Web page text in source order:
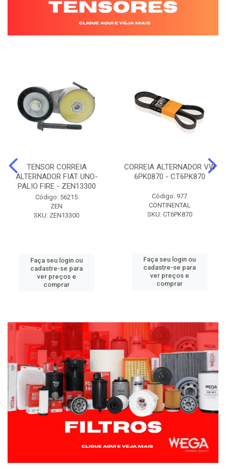
TENSOR CORREIA
ALTERNADOR FIAT UNO-
PALIO FIRE - ZEN13300
Código: 56215
ZEN
SKU: ZEN13300
Faça seu login ou
cadastre-se para
ver preços e
comprar
CORREIA ALTERNADOR VW
6PK0870 - CT6PK870
Código: 977
CONTINENTAL
SKU: CT6PK870
Faça seu login ou
cadastre-se para
ver preços e
comprar